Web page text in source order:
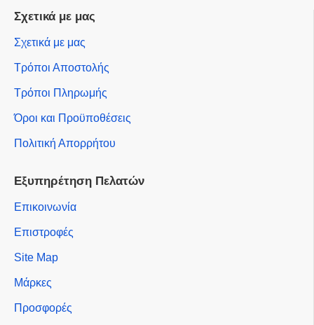
Σχετικά με μας
Σχετικά με μας
Τρόποι Αποστολής
Τρόποι Πληρωμής
Όροι και Προϋποθέσεις
Πολιτική Απορρήτου
Εξυπηρέτηση Πελατών
Επικοινωνία
Επιστροφές
Site Map
Μάρκες
Προσφορές